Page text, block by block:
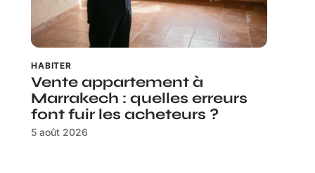
HABITER
Vente appartement à
Marrakech : quelles erreurs
font fuir les acheteurs ?
5 août 2026